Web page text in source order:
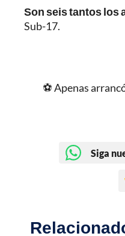
Son seis tantos los
Sub-17.
⚽️ Apenas
Siga